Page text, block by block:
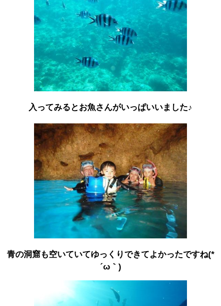
入ってみるとお魚さんがいっぱいいました♪
青の洞窟も空いていてゆっくりできてよかったですね(*
´ω｀)